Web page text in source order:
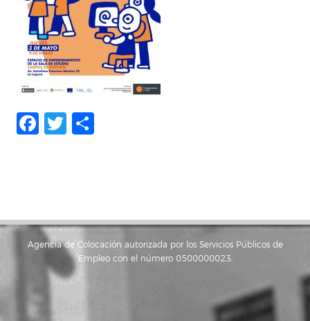
Facebook
Twitter
Agencia de Colocación autorizada por los Servicios Públicos de
Empleo con el número 0500000023.